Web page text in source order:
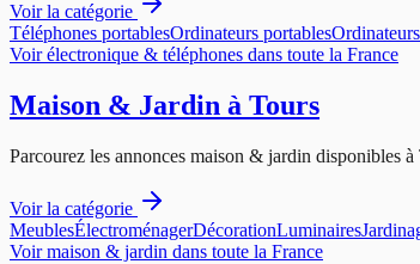
Voir la catégorie
Téléphones portablesOrdinateurs portables
Voirélectronique & téléphones dans toute la France
Maison & Jardin à Tours
Parcourez les annonces maison & jardin disponibles à
Voir la catégorie
MeublesÉlectroménagerDécorationLuminaires
Voirmaison & jardin dans toute la France